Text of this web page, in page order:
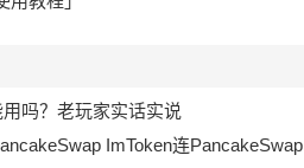
吗？老玩家实话实说
ImToken连PancakeSwap：新手踩坑指南，别再当韭菜了